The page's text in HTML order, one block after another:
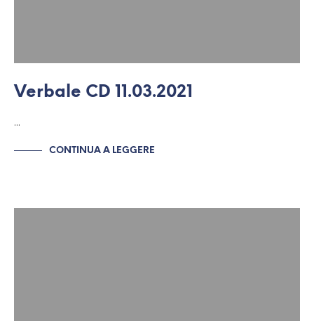
Verbale CD 11.03.2021
…
CONTINUA A LEGGERE